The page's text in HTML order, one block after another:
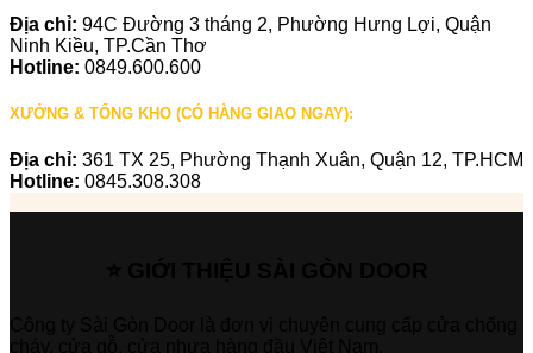
Địa chỉ: 94C Đường 3 tháng 2, Phường Hưng Lợi, Quận
Ninh Kiều, TP.Cần Thơ
Hotline: 0849.600.600
XƯỞNG & TỔNG KHO (CÓ HÀNG GIAO NGAY):
Địa chỉ: 361 TX 25, Phường Thạnh Xuân, Quận 12, TP.HCM
Hotline: 0845.308.308